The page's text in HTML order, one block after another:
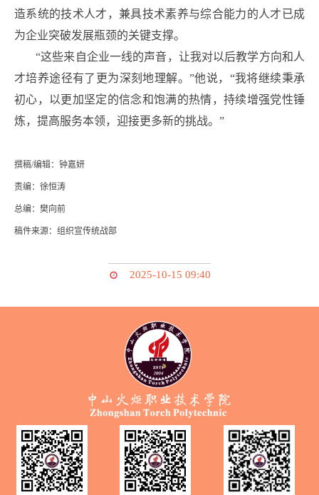
造系统的技术人才，兼具技术素养与综合能力的人才已成
为企业突破发展瓶颈的关键支撑。
“这些来自企业一线的声音，让我对以后教学方向和人
才培养途径有了更为深刻地理解。”他说，“我将继续秉承
初心，以更加坚定的信念和饱满的热情，持续增强党性锤
炼，提高服务本领，迎接更多新的挑战。”
撰稿/编辑：钟嘉妍
责编：徐恒涛
总编：樊向前
稿件来源：组织宣传统战部
2025-10-15 09:40